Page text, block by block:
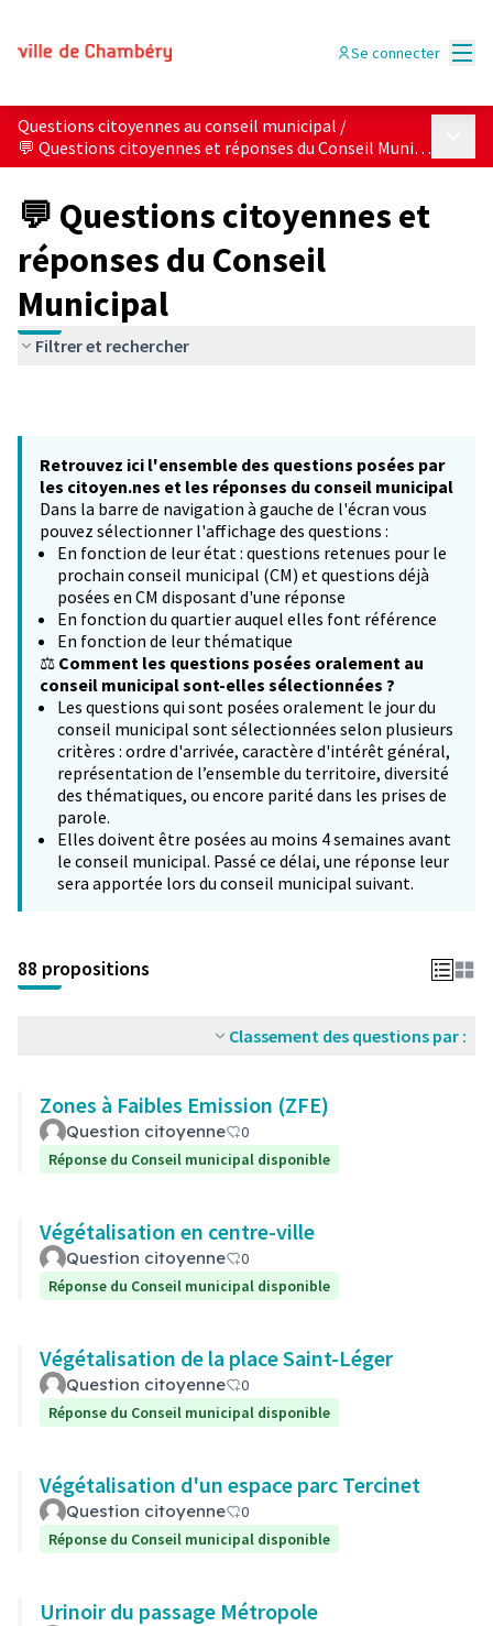
Se connecter
Questions citoyennes au conseil municipal /
💬 Questions citoyennes et réponses du Conseil Municipal
💬 Questions citoyennes et
réponses du Conseil
Municipal
Filtrer et rechercher
Retrouvez ici l'ensemble des questions posées par
les citoyen.nes et les réponses du conseil municipal
Dans la barre de navigation à gauche de l'écran vous
pouvez sélectionner l'affichage des questions :
En fonction de leur état : questions retenues pour le
prochain conseil municipal (CM) et questions déjà
posées en CM disposant d'une réponse
En fonction du quartier auquel elles font référence
En fonction de leur thématique
⚖️ Comment les questions posées oralement au
conseil municipal sont-elles sélectionnées ?
Les questions qui sont posées oralement le jour du
conseil municipal sont sélectionnées selon plusieurs
critères : ordre d'arrivée, caractère d'intérêt général,
représentation de l’ensemble du territoire, diversité
des thématiques, ou encore parité dans les prises de
parole.
Elles doivent être posées au moins 4 semaines avant
le conseil municipal. Passé ce délai, une réponse leur
sera apportée lors du conseil municipal suivant.
88 propositions
Classement des questions par :
Zones à Faibles Emission (ZFE)
Question citoyenne
0
Réponse du Conseil municipal disponible
Végétalisation en centre-ville
Question citoyenne
0
Réponse du Conseil municipal disponible
Végétalisation de la place Saint-Léger
Question citoyenne
0
Réponse du Conseil municipal disponible
Végétalisation d'un espace parc Tercinet
Question citoyenne
0
Réponse du Conseil municipal disponible
Urinoir du passage Métropole